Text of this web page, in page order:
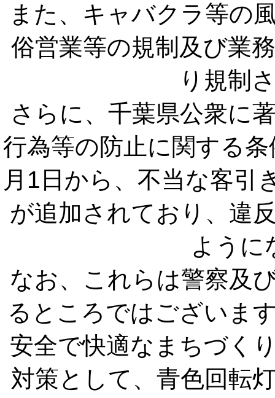
また、キャバクラ等の
俗営業等の規制及び業
り規制
さらに、千葉県公衆に
行為等の防止に関する
月1日から、不当な客引
が追加されており、違
ように
なお、これらは警察及
るところではございま
安全で快適なまちづく
対策として、青色回転